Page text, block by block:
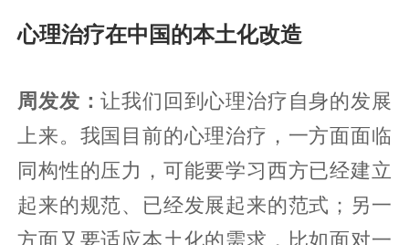
心理治疗在中国的本土化改造
周发发：让我们回到心理治疗自身的发展
上来。我国目前的心理治疗，一方面面临
同构性的压力，可能要学习西方已经建立
起来的规范、已经发展起来的范式；另一
方面又要适应本土化的需求，比如面对一